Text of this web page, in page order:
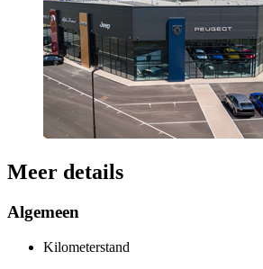
Meer details
Algemeen
Kilometerstand